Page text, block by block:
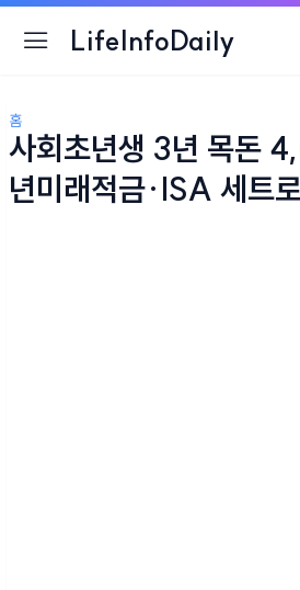
LifeInfoDaily
홈
사회초년생 3년 목돈
년미래적금·ISA 세트